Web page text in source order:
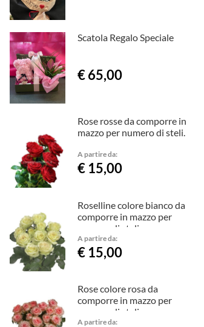
Scatola Regalo Speciale
€ 65,00
Rose rosse da comporre in
mazzo per numero di steli.
A partire da:
€ 15,00
Roselline colore bianco da
comporre in mazzo per
numero di steli.
A partire da:
€ 15,00
Rose colore rosa da
comporre in mazzo per
numero di steli.
A partire da: